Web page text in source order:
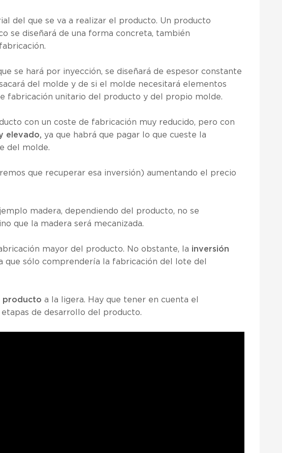
del que se va a realizar el producto. Un producto
se diseñará de una forma concreta, también
se hará por inyección, se diseñará de espesor constante
del molde y de si el molde necesitará elementos
fabricación unitario del producto y del propio molde.
con un coste de fabricación muy reducido, pero con
elevado, ya que habrá que pagar lo que cueste la
del molde.
que recuperar esa inversión) aumentando el precio
madera, dependiendo del producto, no se
que la madera será mecanizada.
mayor del producto. No obstante, la inversión
que sólo comprendería la fabricación del lote del
producto a la ligera. Hay que tener en cuenta el
de desarrollo del producto.